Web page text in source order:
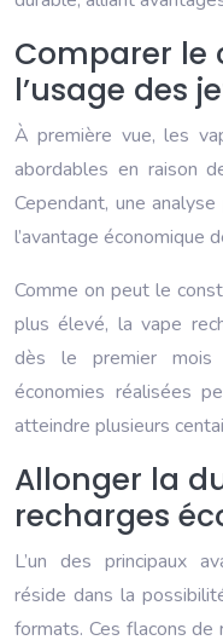
Comparer le
l’usage des
À première vue, les
abordables en raison
Cependant, une
l’avantage économique
Comme on peut le
plus élevé, la vape
dès le premier mois
économies réalisées
atteindre plusieurs
Allonger la
recharges
L’un des principaux
réside dans la
formats. Ces flacons